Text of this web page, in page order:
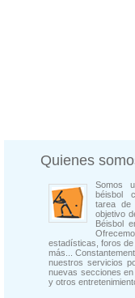
Quienes
Somos
béisbol
tarea de
objetivo
Béisbol
estadísticas, foros
más...
nuestros servicios
nuevas secciones
y otros